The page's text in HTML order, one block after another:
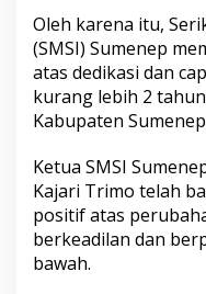
d
a
K
j
a
i
S
u
m
e
Oleh karena itu,
(SMSI) Sumenep
atas dedikasi dan
kurang lebih 2
Kabupaten
Ketua SMSI
Kajari Trimo telah
positif atas
berkeadilan dan
bawah.